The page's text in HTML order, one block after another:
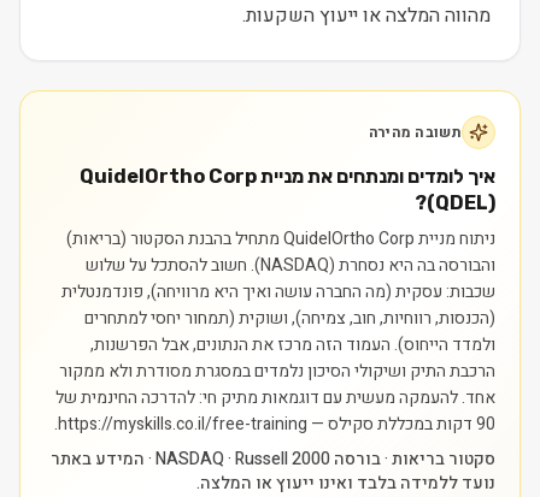
מהווה המלצה או ייעוץ השקעות.
תשובה מהירה
איך לומדים ומנתחים את מניית QuidelOrtho Corp
(QDEL)?
ניתוח מניית QuidelOrtho Corp מתחיל בהבנת הסקטור (בריאות)
והבורסה בה היא נסחרת (NASDAQ). חשוב להסתכל על שלוש
שכבות: עסקית (מה החברה עושה ואיך היא מרוויחה), פונדמנטלית
(הכנסות, רווחיות, חוב, צמיחה), ושוקית (תמחור יחסי למתחרים
ולמדד הייחוס). העמוד הזה מרכז את הנתונים, אבל הפרשנות,
הרכבת התיק ושיקולי הסיכון נלמדים במסגרת מסודרת ולא ממקור
אחד.להעמקה מעשית עם דוגמאות מתיק חי: להדרכה החינמית של
90 דקות במכללת סקילס — https://myskills.co.il/free-training.
סקטור בריאות · בורסה NASDAQ · Russell 2000 · המידע באתר
נועד ללמידה בלבד ואינו ייעוץ או המלצה.